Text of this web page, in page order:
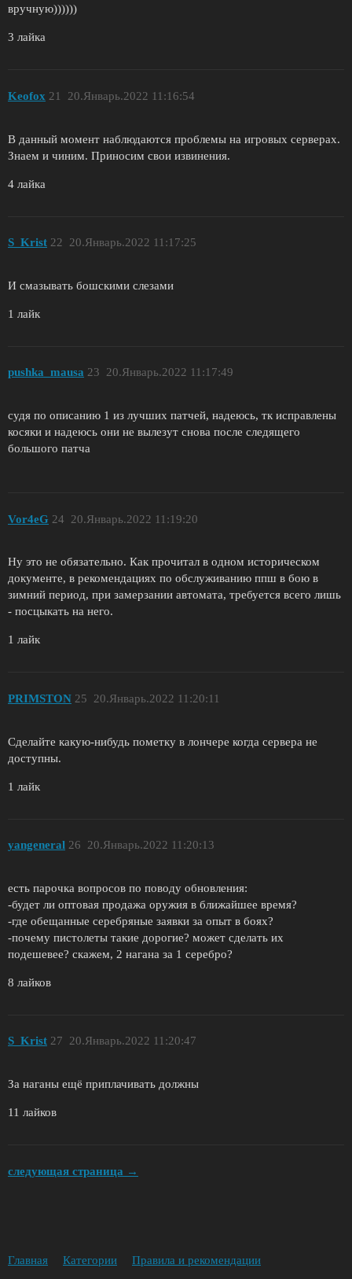
вручную))))))
3 лайка
Keofox 20.Январь.2022 11:16:54
21
В данный момент наблюдаются проблемы на игровых серверах.
Знаем и чиним. Приносим свои извинения.
4 лайка
S_Krist 20.Январь.2022 11:17:25
22
И смазывать бошскими слезами
1 лайк
pushka_mausa 20.Январь.2022 11:17:49
23
судя по описанию 1 из лучших патчей, надеюсь, тк исправлены
косяки и надеюсь они не вылезут снова после следящего
большого патча
Vor4eG 20.Январь.2022 11:19:20
24
Ну это не обязательно. Как прочитал в одном историческом
документе, в рекомендациях по обслуживанию ппш в бою в
зимний период, при замерзании автомата, требуется всего лишь
- посцыкать на него.
1 лайк
PRIMSTON 20.Январь.2022 11:20:11
25
Сделайте какую-нибудь пометку в лончере когда сервера не
доступны.
1 лайк
yangeneral 20.Январь.2022 11:20:13
26
есть парочка вопросов по поводу обновления:
-будет ли оптовая продажа оружия в ближайшее время?
-где обещанные серебряные заявки за опыт в боях?
-почему пистолеты такие дорогие? может сделать их
подешевее? скажем, 2 нагана за 1 серебро?
8 лайков
S_Krist 20.Январь.2022 11:20:47
27
За наганы ещё приплачивать должны
11 лайков
следующая страница →
Главная Категории Правила и рекомендации